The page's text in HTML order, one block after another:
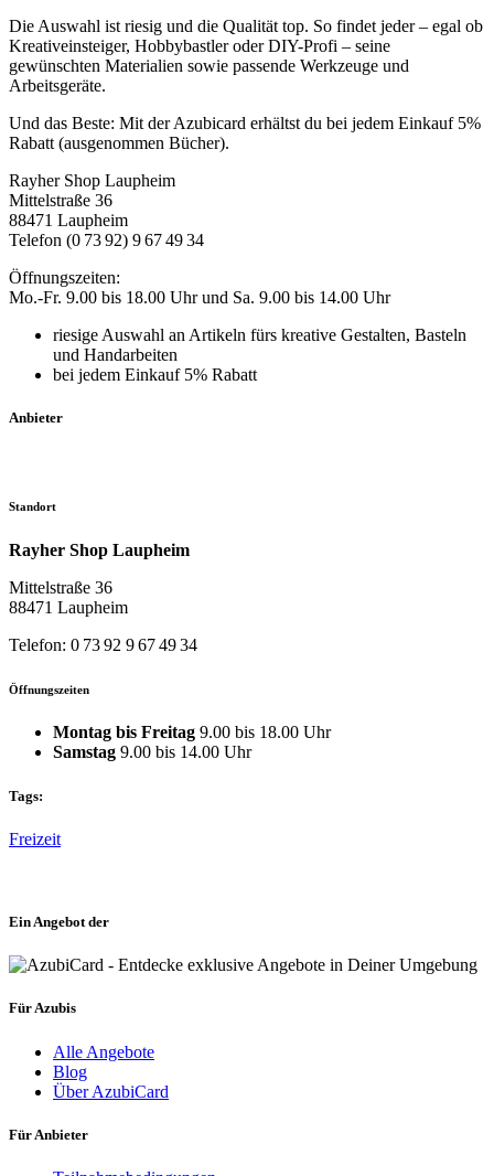
Die Auswahl ist riesig und die Qualität top. So findet jeder – egal ob
Kreativeinsteiger, Hobbybastler oder DIY-Profi – seine
gewünschten Materialien sowie passende Werkzeuge und
Arbeitsgeräte.
Und das Beste: Mit der Azubicard erhältst du bei jedem Einkauf 5%
Rabatt (ausgenommen Bücher).
Rayher Shop Laupheim
Mittelstraße 36
88471 Laupheim
Telefon (0 73 92) 9 67 49 34
Öffnungszeiten:
Mo.-Fr. 9.00 bis 18.00 Uhr und Sa. 9.00 bis 14.00 Uhr
riesige Auswahl an Artikeln fürs kreative Gestalten, Basteln
und Handarbeiten
bei jedem Einkauf 5% Rabatt
Anbieter
Standort
Rayher Shop Laupheim
Mittelstraße 36
88471 Laupheim
Telefon: 0 73 92 9 67 49 34
Öffnungszeiten
Montag bis Freitag 9.00 bis 18.00 Uhr
Samstag 9.00 bis 14.00 Uhr
Tags:
Freizeit
Ein Angebot der
Für Azubis
Alle Angebote
Blog
Über AzubiCard
Für Anbieter